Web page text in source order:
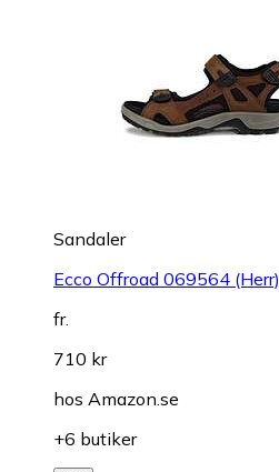
Sandaler
Ecco Offroad 069564 (Herr)
fr.
710 kr
hos Amazon.se
+6 butiker